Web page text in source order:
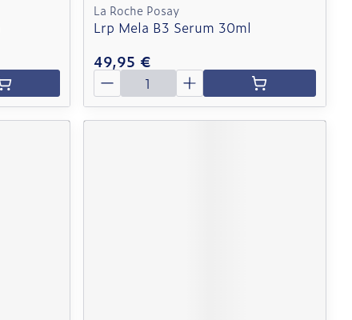
La Roche Posay
Lrp Mela B3 Serum 30ml
49,95 €
Quantité